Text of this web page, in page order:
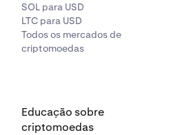
SOL para USD
LTC para USD
Todos os mercados de
criptomoedas
Educação sobre
criptomoedas